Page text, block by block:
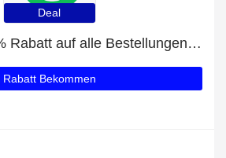
Deal
Erhalten Sie 20% Rabatt auf alle Bestellungen bei AO.de
Rabatt Bekommen